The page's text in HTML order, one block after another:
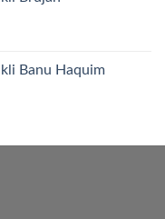
Banu Haquim